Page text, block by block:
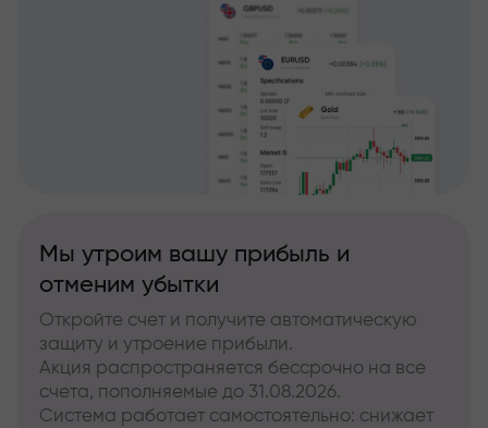
Мы утроим вашу прибыль и
отменим убытки
Откройте счет и получите автоматическую
защиту и утроение прибыли.
Акция распространяется бессрочно на все
счета, пополняемые до 31.08.2026.
Система работает самостоятельно: снижает